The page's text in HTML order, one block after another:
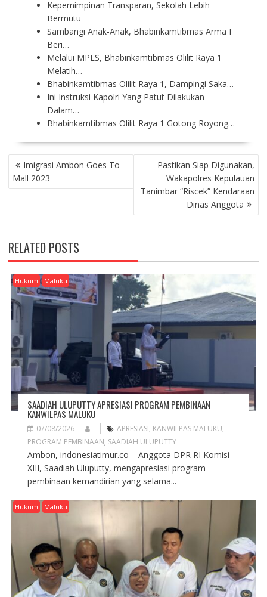
Kepemimpinan Transparan, Sekolah Lebih
Bermutu
Sambangi Anak-Anak, Bhabinkamtibmas Arma I
Beri…
Melalui MPLS, Bhabinkamtibmas Olilit Raya 1
Melatih…
Bhabinkamtibmas Olilit Raya 1, Dampingi Saka…
Ini Instruksi Kapolri Yang Patut Dilakukan
Dalam…
Bhabinkamtibmas Olilit Raya 1 Gotong Royong…
P
O
S
V
I
G
A
T
O
Imigrasi Ambon Goes To
Mall 2023
Pastikan Siap Digunakan,
Wakapolres Kepulauan
Tanimbar “Riscek” Kendaraan
Dinas Anggota
RELATED POSTS
Hukum Maluku
SAADIAH ULUPUTTY APRESIASI PROGRAM PEMBINAAN
KANWILPAS MALUKU
07/08/2026 APRESIASI, KANWILPAS MALUKU,
PROGRAM PEMBINAAN, SAADIAH ULUPUTTY
Ambon, indonesiatimur.co – Anggota DPR RI Komisi
XIII, Saadiah Uluputty, mengapresiasi program
pembinaan kemandirian yang selama...
Hukum Maluku